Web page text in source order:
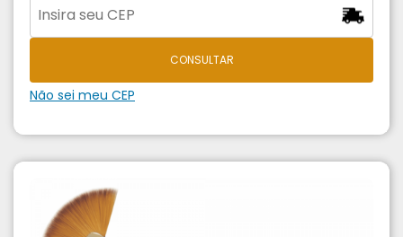
CONSULTAR
Não sei meu CEP